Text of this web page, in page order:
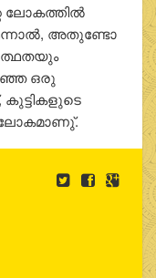
ലോകത്തില്‍
അതുണ്ടോ
ഒരു